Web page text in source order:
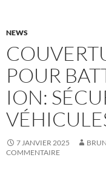
NEWS
POUR
ION:
7 JANVIER 2025
COMMENTAIRE